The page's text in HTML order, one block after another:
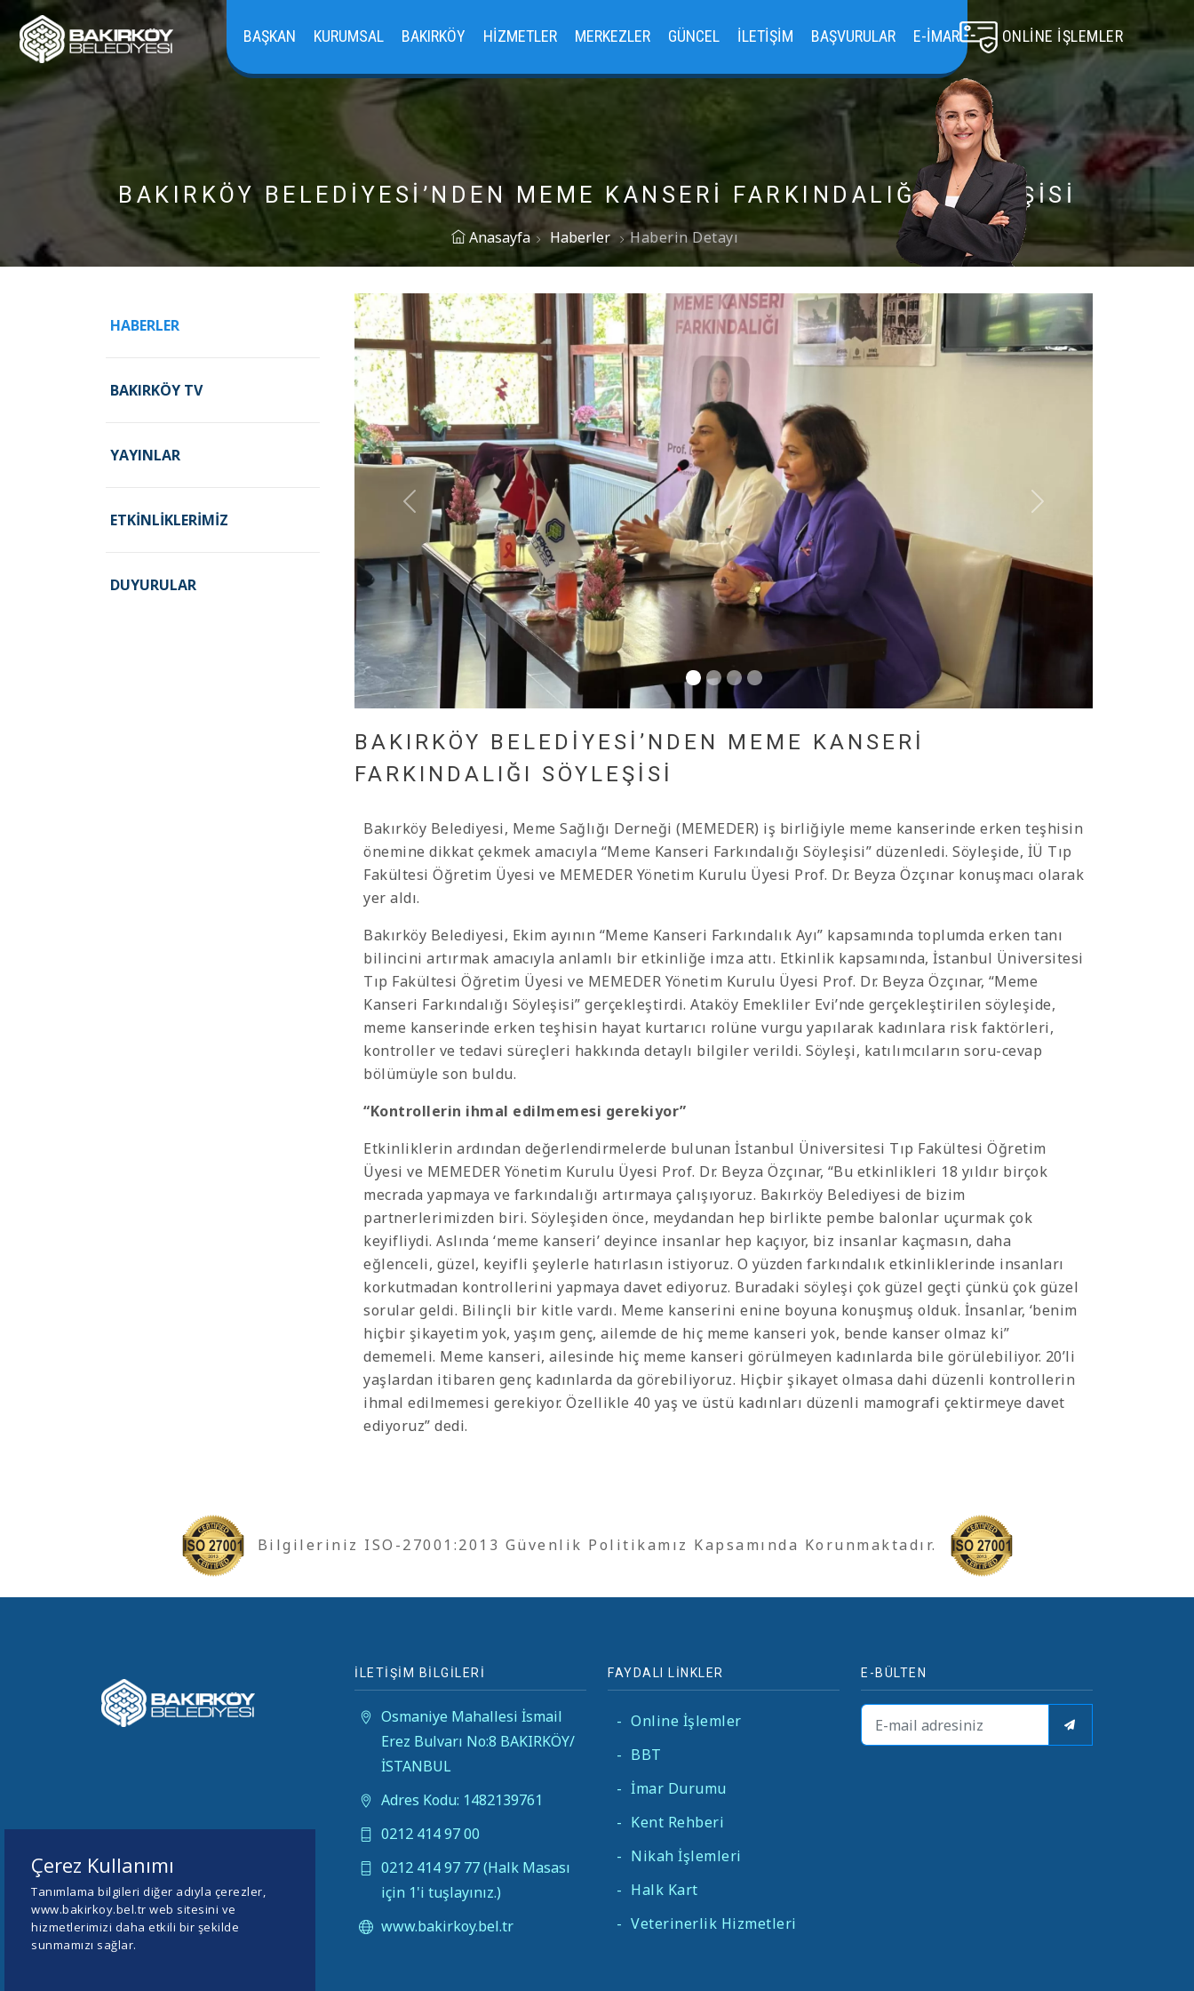
BAŞKAN KURUMSAL BAKIRKÖY HIZMETLER MERKEZLER GÜNCEL İLETIŞIM BAŞVURULAR E-İMAR ONLINE İŞLEMLER
BAKIRKÖY BELEDİYESİ’NDEN MEME KANSERİ FARKINDALIĞI SÖYLEŞİSİ
Anasayfa Haberler Haberin Detayı
HABERLER
BAKIRKÖY TV
YAYINLAR
ETKINLIKLERIMIZ
DUYURULAR
BAKIRKÖY BELEDİYESİ’NDEN MEME KANSERİ
FARKINDALIĞI SÖYLEŞİSİ
Bakırköy Belediyesi, Meme Sağlığı Derneği (MEMEDER) iş birliğiyle meme kanserinde erken teşhisin
önemine dikkat çekmek amacıyla “Meme Kanseri Farkındalığı Söyleşisi” düzenledi. Söyleşide, İÜ Tıp
Fakültesi Öğretim Üyesi ve MEMEDER Yönetim Kurulu Üyesi Prof. Dr. Beyza Özçınar konuşmacı olarak
yer aldı.
Bakırköy Belediyesi, Ekim ayının “Meme Kanseri Farkındalık Ayı” kapsamında toplumda erken tanı
bilincini artırmak amacıyla anlamlı bir etkinliğe imza attı. Etkinlik kapsamında, İstanbul Üniversitesi
Tıp Fakültesi Öğretim Üyesi ve MEMEDER Yönetim Kurulu Üyesi Prof. Dr. Beyza Özçınar, “Meme
Kanseri Farkındalığı Söyleşisi” gerçekleştirdi. Ataköy Emekliler Evi’nde gerçekleştirilen söyleşide,
meme kanserinde erken teşhisin hayat kurtarıcı rolüne vurgu yapılarak kadınlara risk faktörleri,
kontroller ve tedavi süreçleri hakkında detaylı bilgiler verildi. Söyleşi, katılımcıların soru-cevap
bölümüyle son buldu.
“Kontrollerin ihmal edilmemesi gerekiyor”
Etkinliklerin ardından değerlendirmelerde bulunan İstanbul Üniversitesi Tıp Fakültesi Öğretim
Üyesi ve MEMEDER Yönetim Kurulu Üyesi Prof. Dr. Beyza Özçınar, “Bu etkinlikleri 18 yıldır birçok
mecrada yapmaya ve farkındalığı artırmaya çalışıyoruz. Bakırköy Belediyesi de bizim
partnerlerimizden biri. Söyleşiden önce, meydandan hep birlikte pembe balonlar uçurmak çok
keyifliydi. Aslında ‘meme kanseri’ deyince insanlar hep kaçıyor, biz insanlar kaçmasın, daha
eğlenceli, güzel, keyifli şeylerle hatırlasın istiyoruz. O yüzden farkındalık etkinliklerinde insanları
korkutmadan kontrollerini yapmaya davet ediyoruz. Buradaki söyleşi çok güzel geçti çünkü çok güzel
sorular geldi. Bilinçli bir kitle vardı. Meme kanserini enine boyuna konuşmuş olduk. İnsanlar, ‘benim
hiçbir şikayetim yok, yaşım genç, ailemde de hiç meme kanseri yok, bende kanser olmaz ki”
dememeli. Meme kanseri, ailesinde hiç meme kanseri görülmeyen kadınlarda bile görülebiliyor. 20’li
yaşlardan itibaren genç kadınlarda da görebiliyoruz. Hiçbir şikayet olmasa dahi düzenli kontrollerin
ihmal edilmemesi gerekiyor. Özellikle 40 yaş ve üstü kadınları düzenli mamografi çektirmeye davet
ediyoruz” dedi.
Bilgileriniz ISO-27001:2013 Güvenlik Politikamız Kapsamında Korunmaktadır.
İLETİŞİM BİLGİLERİ
Osmaniye Mahallesi İsmail
Erez Bulvarı No:8 BAKIRKÖY/
İSTANBUL
Adres Kodu: 1482139761
0212 414 97 00
0212 414 97 77 (Halk Masası
için 1'i tuşlayınız.)
www.bakirkoy.bel.tr
FAYDALI LİNKLER
- Online İşlemler
- BBT
- İmar Durumu
- Kent Rehberi
- Nikah İşlemleri
- Halk Kart
- Veterinerlik Hizmetleri
E-BÜLTEN
Çerez Kullanımı
Tanımlama bilgileri diğer adıyla çerezler,
www.bakirkoy.bel.tr web sitesini ve
hizmetlerimizi daha etkili bir şekilde
sunmamızı sağlar.